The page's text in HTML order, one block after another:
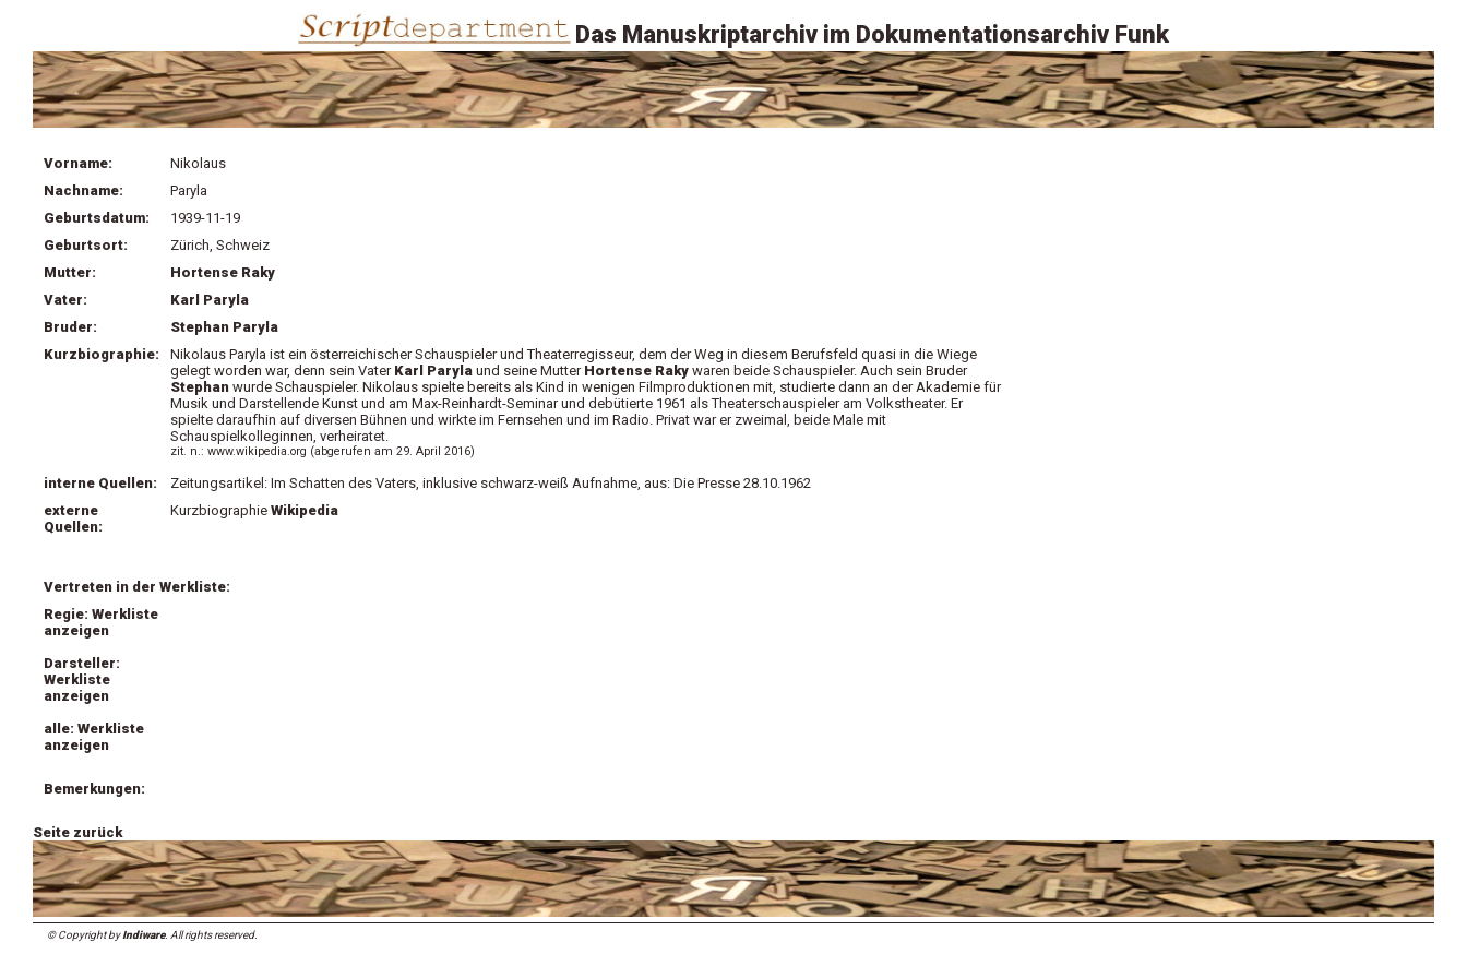
Das Manuskriptarchiv im Dokumentationsarchiv Funk
Vorname:
Nikolaus
Nachname:
Paryla
Geburtsdatum:
1939-11-19
Geburtsort:
Zürich, Schweiz
Mutter:
Hortense Raky
Vater:
Karl Paryla
Bruder:
Stephan Paryla
Kurzbiographie:
Nikolaus Paryla ist ein österreichischer Schauspieler und Theaterregisseur, dem der Weg in diesem Berufsfeld quasi in die Wiege
gelegt worden war, denn sein Vater Karl Paryla und seine Mutter Hortense Raky waren beide Schauspieler. Auch sein Bruder
Stephan wurde Schauspieler. Nikolaus spielte bereits als Kind in wenigen Filmproduktionen mit, studierte dann an der Akademie für
Musik und Darstellende Kunst und am Max-Reinhardt-Seminar und debütierte 1961 als Theaterschauspieler am Volkstheater. Er
spielte daraufhin auf diversen Bühnen und wirkte im Fernsehen und im Radio. Privat war er zweimal, beide Male mit
Schauspielkolleginnen, verheiratet.
zit. n.: www.wikipedia.org (abgerufen am 29. April 2016)
interne Quellen:
Zeitungsartikel: Im Schatten des Vaters, inklusive schwarz-weiß Aufnahme, aus: Die Presse 28.10.1962
externe
Quellen:
Kurzbiographie Wikipedia
Vertreten in der Werkliste:
Regie: Werkliste
anzeigen
Darsteller:
Werkliste
anzeigen
alle: Werkliste
anzeigen
Bemerkungen:
Seite zurück
© Copyright byIndiware. All rights reserved.